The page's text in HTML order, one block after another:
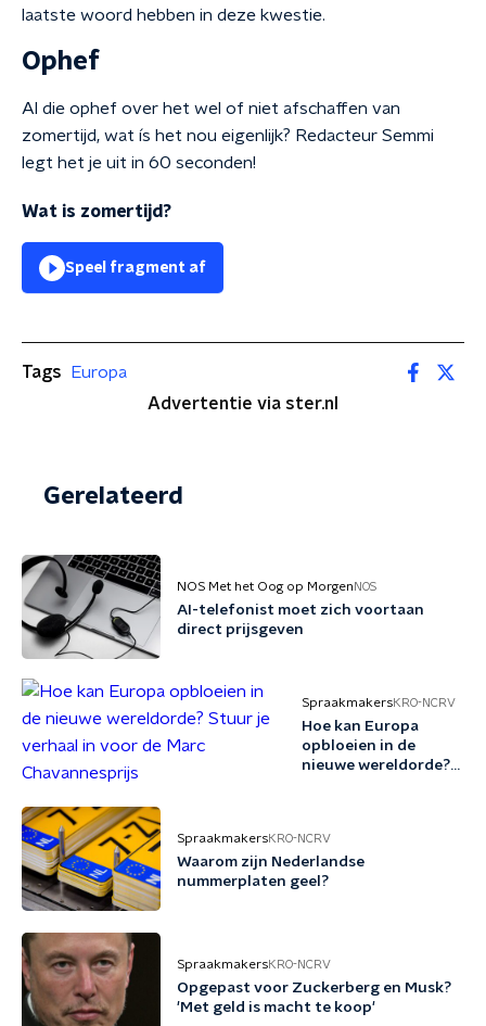
laatste woord hebben in deze kwestie.
Ophef
Al die ophef over het wel of niet afschaffen van
zomertijd, wat ís het nou eigenlijk? Redacteur Semmi
legt het je uit in 60 seconden!
Wat is zomertijd?
Speel fragment af
Tags
Europa
Advertentie via ster.nl
Gerelateerd
NOS Met het Oog op Morgen NOS
AI-telefonist moet zich voortaan
direct prijsgeven
SpraakmakersKRO-NCRV
Hoe kan Europa
opbloeien in de
nieuwe wereldorde?
SpraakmakersKRO-NCRV
Waarom zijn Nederlandse
nummerplaten geel?
SpraakmakersKRO-NCRV
Opgepast voor Zuckerberg en Musk?
'Met geld is macht te koop'